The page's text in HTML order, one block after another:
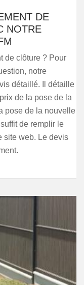
DE
NOTRE
de clôture ? Pour
notre
détaillé. Il détaille
de la pose de la
pose de la nouvelle
de remplir le
site web. Le devis